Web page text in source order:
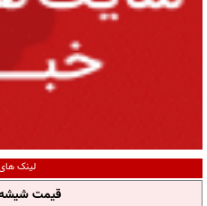
لینک
قیمت